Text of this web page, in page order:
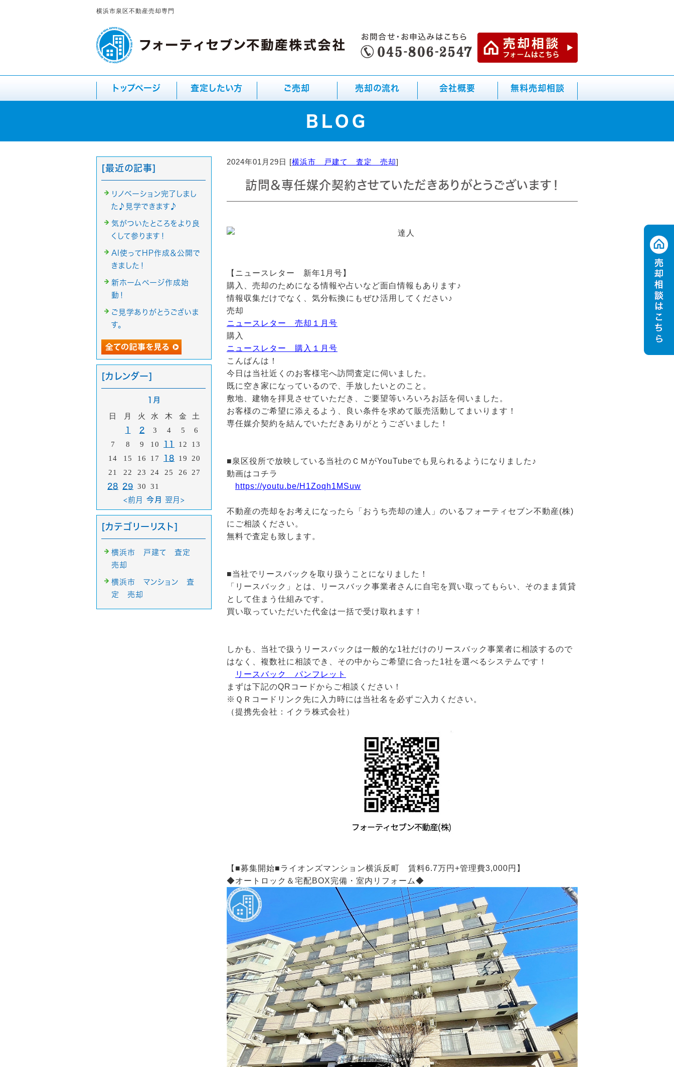
横浜市泉区不動産売却専門
トップページ 査定したい方 ご売却 売却の流れ 会社概要 無料売却相談
BLOG
2024年01月29日 [横浜市 戸建て 査定 売却]
訪問＆専任媒介契約させていただきありがとうございます！
【ニュースレター 新年1月号】
購入、売却のためになる情報や占いなど面白情報もあります♪
情報収集だけでなく、気分転換にもぜひ活用してください♪
売却
ニュースレター 売却１月号
購入
ニュースレター 購入１月号
こんばんは！
今日は当社近くのお客様宅へ訪問査定に伺いました。
既に空き家になっているので、手放したいとのこと。
敷地、建物を拝見させていただき、ご要望等いろいろお話を伺いました。
お客様のご希望に添えるよう、良い条件を求めて販売活動してまいります！
専任媒介契約を結んでいただきありがとうございました！
■泉区役所で放映している当社のＣＭがYouTubeでも見られるようになりました♪
動画はコチラ
https://youtu.be/H1Zoqh1MSuw
不動産の売却をお考えになったら「おうち売却の達人」のいるフォーティセブン不動産(株)
にご相談ください。
無料で査定も致します。
■当社でリースバックを取り扱うことになりました！
「リースバック」とは、リースバック事業者さんに自宅を買い取ってもらい、そのまま賃貸
として住まう仕組みです。
買い取っていただいた代金は一括で受け取れます！
しかも、当社で扱うリースバックは一般的な1社だけのリースバック事業者に相談するので
はなく、複数社に相談でき、その中からご希望に合った1社を選べるシステムです！
リースバック パンフレット
まずは下記のQRコードからご相談ください！
※ＱＲコードリンク先に入力時には当社名を必ずご入力ください。
（提携先会社：イクラ株式会社）
【■募集開始■ライオンズマンション横浜反町 賃料6.7万円+管理費3,000円】
◆オートロック＆宅配BOX完備・室内リフォーム◆
[最近の記事]
リノベーション完了しまし
た♪見学できます♪
気がついたところをより良
くして参ります！
AI使ってHP作成＆公開で
きました！
新ホームページ作成始
動！
ご見学ありがとうございま
す。
[カレンダー]
1月
日 月 火 水 木 金 土
1 2 3 4 5
6
7
8 9 10 11 12
13
14
15 16 17 18 19
20
21
22 23 24 25 26 27
28 29 30 31
<前月 今月 翌月>
[カテゴリーリスト]
横浜市 戸建て 査定
売却
横浜市 マンション 査
定 売却